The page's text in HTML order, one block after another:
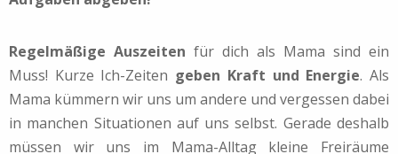
Regelmäßige Auszeiten für dich als Mama sind ein
Muss! Kurze Ich-Zeiten geben Kraft und Energie. Als
Mama kümmern wir uns um andere und vergessen dabei
in manchen Situationen auf uns selbst. Gerade deshalb
müssen wir uns im Mama-Alltag kleine Freiräume